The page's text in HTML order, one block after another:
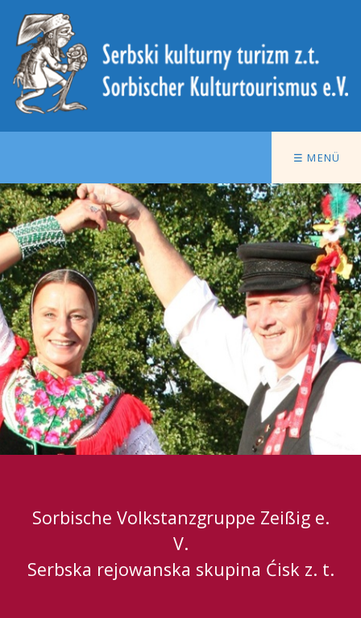
☰ MENÜ
Sorbische Volkstanzgruppe Zeißig e.
V.
Serbska rejowanska skupina Ćisk z. t.